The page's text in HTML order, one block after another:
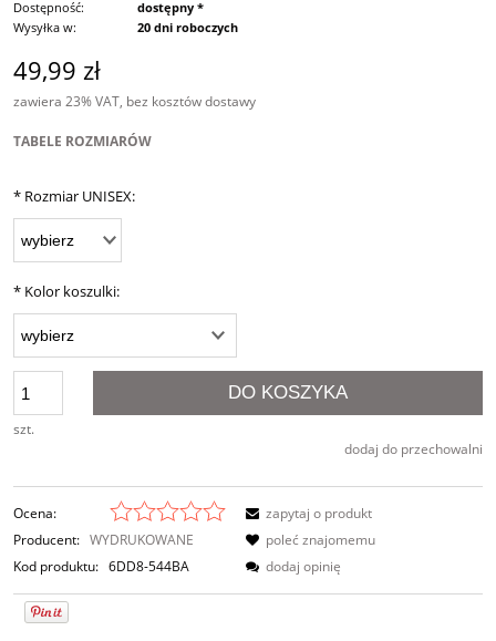
Dostępność:
dostępny *
Wysyłka w:
20 dni roboczych
49,99 zł
zawiera 23% VAT, bez kosztów dostawy
TABELE ROZMIARÓW
* Rozmiar UNISEX:
* Kolor koszulki:
szt.
DO KOSZYKA
dodaj do przechowalni
Ocena:
Producent: WYDRUKOWANE
Kod produktu: 6DD8-544BA
zapytaj o produkt
poleć znajomemu
dodaj opinię